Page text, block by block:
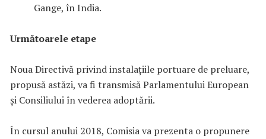
Gange, în India.
Următoarele etape
Noua Directivă privind instalațiile portuare de preluare,
propusă astăzi, va fi transmisă Parlamentului European
și Consiliului în vederea adoptării.
În cursul anului 2018, Comisia va prezenta o propunere